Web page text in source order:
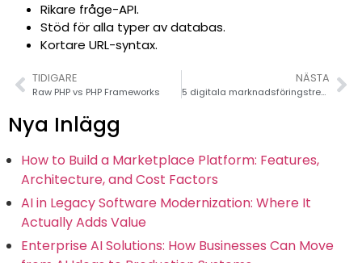
Rikare fråge-API.
Stöd för alla typer av databas.
Kortare URL-syntax.
TIDIGARE
Raw PHP vs PHP Frameworks
NÄSTA
5 digitala marknadsföringstrender för 2016
Nya Inlägg
How to Build a Marketplace Platform: Features,
Architecture, and Cost Factors
AI in Legacy Software Modernization: Where It
Actually Adds Value
Enterprise AI Solutions: How Businesses Can Move